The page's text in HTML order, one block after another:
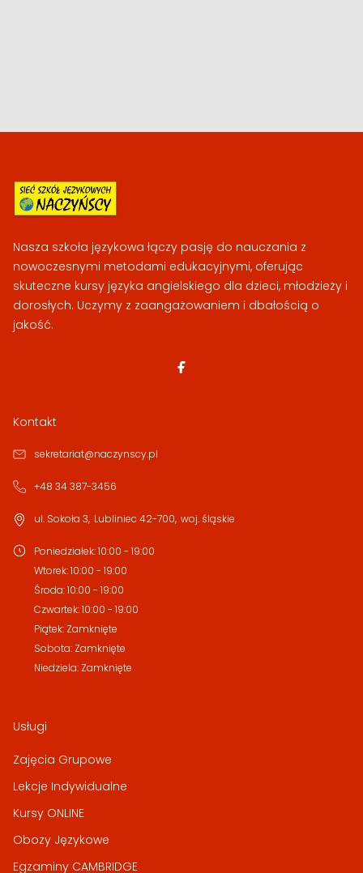
Nasza szkoła językowa łączy pasję do nauczania z
nowoczesnymi metodami edukacyjnymi, oferując
skuteczne kursy języka angielskiego dla dzieci, młodzieży i
dorosłych. Uczymy z zaangażowaniem i dbałością o
jakość.
Kontakt
sekretariat@naczynscy.pl
+48 34 387-3456
ul. Sokoła 3, Lubliniec 42-700, woj. śląskie
Poniedziałek:10:00 - 19:00
Wtorek:10:00 - 19:00
Środa:10:00 - 19:00
Czwartek:10:00 - 19:00
Piątek: Zamknięte
Sobota: Zamknięte
Niedziela: Zamknięte
Usługi
Zajęcia Grupowe
Lekcje Indywidualne
Kursy ONLINE
Obozy Językowe
Egzaminy CAMBRIDGE